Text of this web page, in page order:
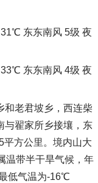
东东南风 5级 夜
33℃ 东东南风 4级 夜
和老君坡乡，西连柴
与翟家所乡接壤，东
平方公里。境内山大
温带半干旱气候，年
低气温为-16℃